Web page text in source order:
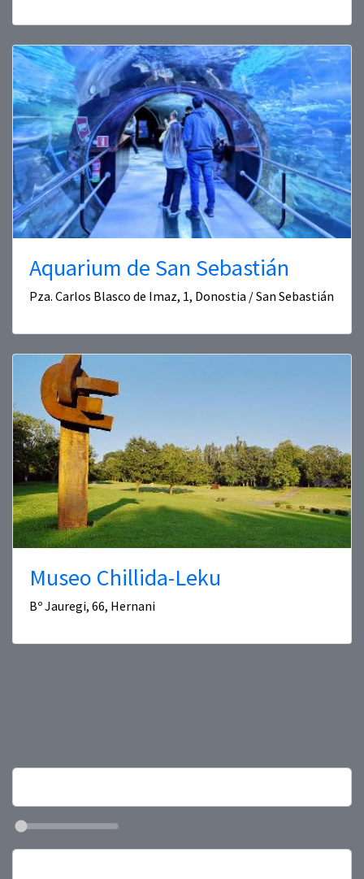
Aquarium de San Sebastián
Pza. Carlos Blasco de Imaz, 1, Donostia / San Sebastián
Museo Chillida-Leku
Bº Jauregi, 66, Hernani